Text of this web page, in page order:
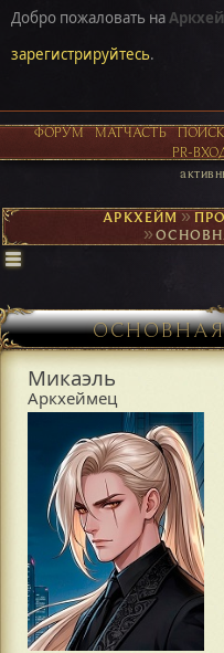
Добро пожаловать на
зарегистрируйтесь.
ФОРУМ МАТЧАСТЬ ПОИСК
PR-
АРКХЕЙМ►
►
Микаэль
Аркхеймец